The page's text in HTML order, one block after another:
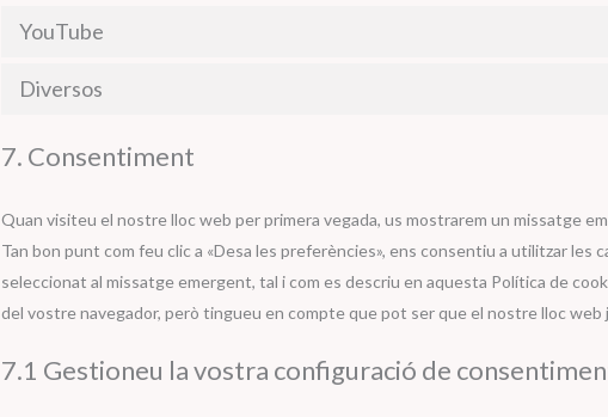
YouTube
Diversos
7. Consentiment
Quan visiteu el nostre lloc web per primera vegada, us mostrarem un missatge
Tan bon punt com feu clic a «Desa les preferències», ens consentiu a utilitzar les
seleccionat al missatge emergent, tal i com es descriu en aquesta Política de
del vostre navegador, però tingueu en compte que pot ser que el nostre lloc
7.1 Gestioneu la vostra configuració de